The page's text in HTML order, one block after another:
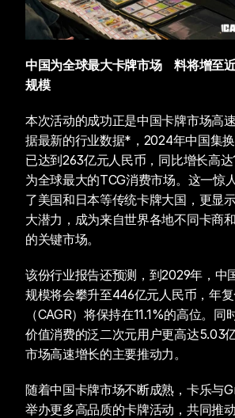
中国为全球最大卡牌市场　料将增至
规模
本次活动的成功正是中国卡牌市场高
据最新的行业数据*，2024年中国集
已达到263亿元人民币，同比增长高
为全球最大的TCG消费市场。这一惊
了美国和日本等传统卡牌大国，更显
大潜力，成为来自世界各地不同卡商
的关键市场。
该份行业报告还预测，到2029年，中
规模将会攀升至446亿元人民币，年
（CAGR）将保持在11.1%的高位。
价值消费的泛二次元用户更高达5.03
市场高速增长的主要推动力。
随着中国卡牌市场不断成熟，卡乐与
举办更多高品质的卡牌活动，共同推